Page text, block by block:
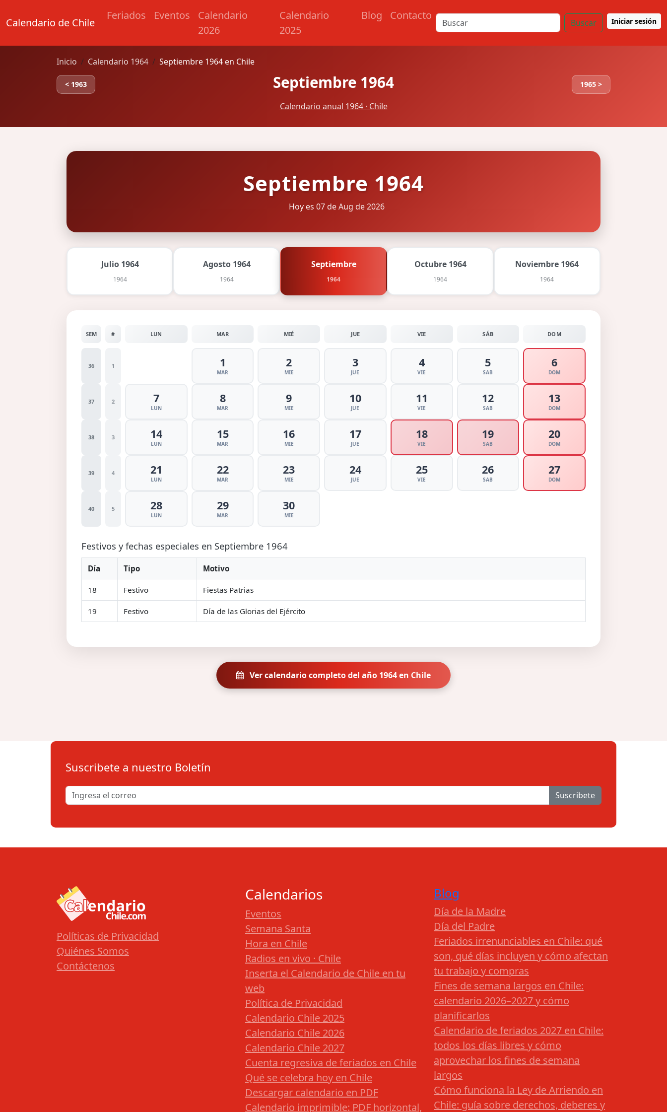
Calendario de Chile
Feriados Eventos
Calendario
2026
Calendario
2025
Blog Contacto
Buscar Iniciar sesión
Inicio Calendario 1964 Septiembre 1964 en Chile
< 1963 Septiembre 1964 1965 >
Calendario anual 1964 · Chile
Septiembre 1964
Hoy es 07 de Aug de 2026
Julio 1964
1964
Agosto 1964
1964
Septiembre
1964
Octubre 1964
1964
Noviembre 1964
1964
SEM # LUN MAR MIÉ JUE VIE SÁB DOM
36 1 1
MAR
2
MIE
3
JUE
4
VIE
5
SAB
6
DOM
37 2 7
LUN
8
MAR
9
MIE
10
JUE
11
VIE
12
SAB
13
DOM
38 3 14
LUN
15
MAR
16
MIE
17
JUE
18
VIE
19
SAB
20
DOM
39 4 21
LUN
22
MAR
23
MIE
24
JUE
25
VIE
26
SAB
27
DOM
40 5 28
LUN
29
MAR
30
MIE
Festivos y fechas especiales en Septiembre 1964
Día Tipo Motivo
18 Festivo Fiestas Patrias
19 Festivo Día de las Glorias del Ejército
Ver calendario completo del año 1964 en Chile
Suscribete a nuestro Boletín
Suscribete
Políticas de Privacidad
Quiénes Somos
Contáctenos
Calendarios
Eventos
Semana Santa
Hora en Chile
Radios en vivo · Chile
Inserta el Calendario de Chile en tu
web
Política de Privacidad
Calendario Chile 2025
Calendario Chile 2026
Calendario Chile 2027
Cuenta regresiva de feriados en Chile
Qué se celebra hoy en Chile
Descargar calendario en PDF
Calendario imprimible: PDF horizontal,
Blog
Día de la Madre
Día del Padre
Feriados irrenunciables en Chile: qué
son, qué días incluyen y cómo afectan
tu trabajo y compras
Fines de semana largos en Chile:
calendario 2026–2027 y cómo
planificarlos
Calendario de feriados 2027 en Chile:
todos los días libres y cómo
aprovechar los fines de semana
largos
Cómo funciona la Ley de Arriendo en
Chile: guía sobre derechos, deberes y